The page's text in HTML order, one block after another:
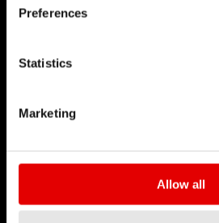
Preferences
Statistics
Marketing
Allow all
UPSIDE DROP